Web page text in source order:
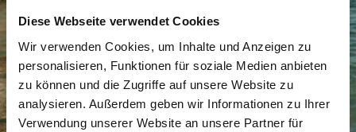
Diese Webseite verwendet Cookies
Wir verwenden Cookies, um Inhalte und Anzeigen zu
personalisieren, Funktionen für soziale Medien anbieten
zu können und die Zugriffe auf unsere Website zu
analysieren. Außerdem geben wir Informationen zu Ihrer
Verwendung unserer Website an unsere Partner für
Wir hoffen, dass unsere Messer bei unseren Kunden die
Zeit in der Küche zu verbringen und so einen
gesünderen Lebensstil zu führen.
erst der Anfang einer ganz besonderen Geschichte ist.
Wir danken jedem einzelnen Kunden, der Teil der